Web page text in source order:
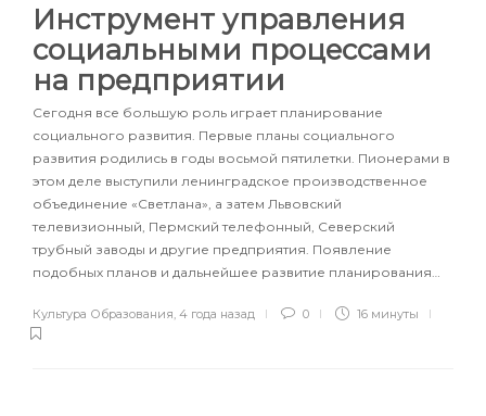
Инструмент управления
социальными процессами
на предприятии
Сегодня все большую роль играет планирование
социального развития. Первые планы социального
развития родились в годы восьмой пятилетки. Пионерами в
этом деле выступили ленинградское производственное
объединение «Светлана», а затем Львовский
телевизионный, Пермский телефонный, Северский
трубный заводы и другие предприятия. Появление
подобных планов и дальнейшее развитие планирования…
Культура Образования 4 года назад 0 16 минуты